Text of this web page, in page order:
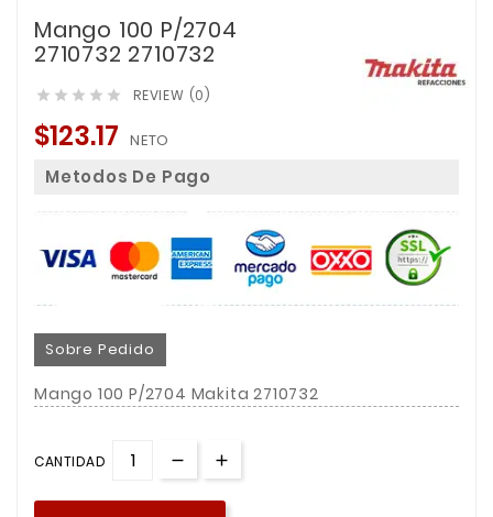
Mango 100 P/2704
2710732 2710732
     REVIEW (0)
$123.17 NETO
Metodos De Pago
Sobre Pedido
Mango 100 P/2704 Makita 2710732
CANTIDAD